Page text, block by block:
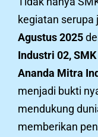
kegiatan serupa
Agustus 2025
Industri 02,
Ananda Mitra
menjadi bukti
mendukung
memberikan